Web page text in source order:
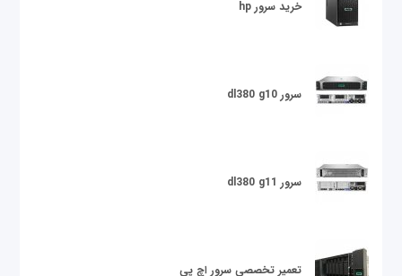
خرید سرور hp
سرور dl380 g10
سرور dl380 g11
تعمیر تخصصی سرور اچ پی